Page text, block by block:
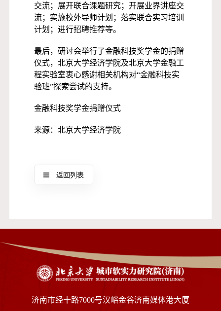
交流；展开联合课题研究；开展业界讲座交
流；实施校外导师计划；落实联合实习培训
计划；进行招聘推荐等。
最后，研讨会举行了金融科技奖学金的捐赠
仪式，北京大学经济学院及北京大学金融工
程实验室衷心感谢相关机构对“金融科技实
验班”探索尝试的支持。
金融科技奖学金捐赠仪式
来源：北京大学经济学院
返回列表
济南市经十路7000号汉峪金谷济南媒体港大厦